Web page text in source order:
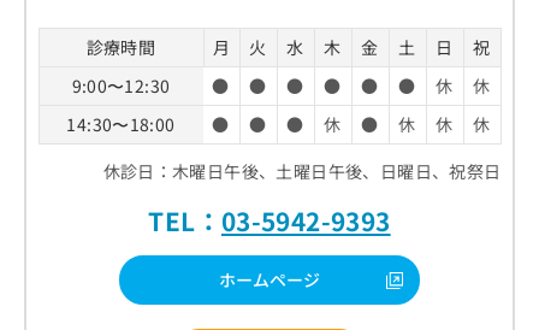
診療時間 月 火 水 木 金 土 日
祝
9:00〜12:30
● ● ● ● ● ● 休
休
14:30〜18:00
● ● ● 休 ● 休 休
休
休診日：木曜日午後、土曜日午後、日曜日、祝祭日
TEL： 03-5942-9393
ホームページ